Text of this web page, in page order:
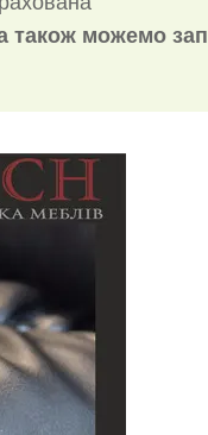
також можемо